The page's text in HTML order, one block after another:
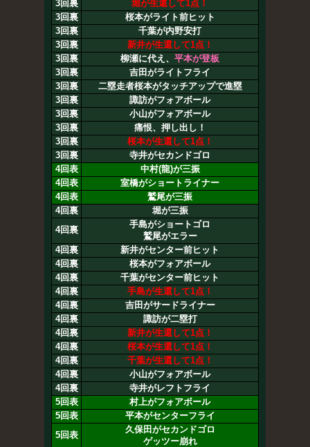
3回裏
堀が生還して1点！
3回裏
桜本がライト前ヒット
3回裏
千葉が内野安打
3回裏
新井が生還して1点！
3回裏
柳瀬に代え、 平本が登板
3回裏
吉田がライトフライ
3回裏
二塁走者桜本がタッチアップで進塁
3回裏
諏訪がフォアボール
3回裏
小山がフォアボール
3回裏
痛恨、押し出し！
3回裏
桜本が生還して1点！
3回裏
寺井がセカンドゴロ
4回表
中村(龍)が三振
4回表
室橋がショートライナー
4回表
鷲尾が三振
4回裏
堀が三振
4回裏
手島がショートゴロ
鷲尾がエラー
4回裏
新井がセンター前ヒット
4回裏
桜本がフォアボール
4回裏
千葉がセンター前ヒット
4回裏
手島が生還して1点！
4回裏
吉田がサードライナー
4回裏
諏訪が二塁打
4回裏
新井が生還して1点！
4回裏
桜本が生還して1点！
4回裏
千葉が生還して1点！
4回裏
小山がフォアボール
4回裏
寺井がレフトフライ
5回表
村上がフォアボール
5回表
平本がセンターフライ
5回表
久保田がセカンドゴロ
ゲッツー崩れ